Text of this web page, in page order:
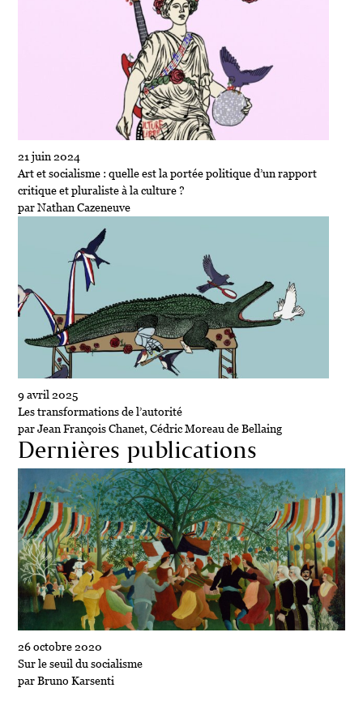
9 avril 2025
Les transformations de l’autorité
par Jean François Chanet, Cédric Moreau de Bellaing
21 juin 2024
Art et socialisme : quelle est la portée politique d’un rapport
critique et pluraliste à la culture ?
par Nathan Cazeneuve
Dernières publications
26 octobre 2020
Sur le seuil du socialisme
par Bruno Karsenti